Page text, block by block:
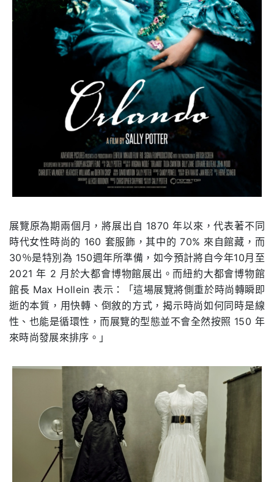
展覽原為期兩個月，將展出自 1870 年以來，代表著不同
時代女性時尚的 160 套服飾，其中的 70% 來自館藏，而
30％是特別為 150週年所準備，如今預計將自今年10月至
2021 年 2 月於大都會博物館展出。而紐約大都會博物館
館長 Max Hollein 表示：「這場展覽將側重於時尚轉瞬即
逝的本質，用快轉、倒敘的方式，揭示時尚如何同時是線
性、也能是循環性，而展覽的型態並不會全然按照 150 年
來時尚發展來排序。」